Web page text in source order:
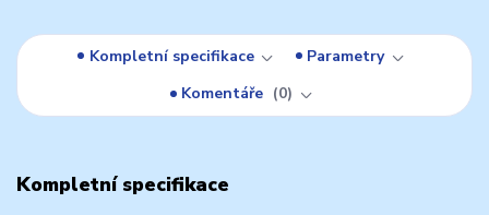
Kompletní specifikace
Parametry
Komentáře
0
Kompletní specifikace